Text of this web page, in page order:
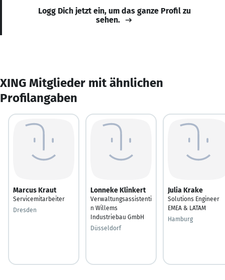
Logg Dich jetzt ein, um das ganze Profil zu
sehen.
XING Mitglieder mit ähnlichen
Profilangaben
Marcus Kraut
Servicemitarbeiter
Dresden
Lonneke Klinkert
Verwaltungsassistenti
n Willems
Industriebau GmbH
Düsseldorf
Julia Krake
Solutions Engineer
EMEA & LATAM
Hamburg